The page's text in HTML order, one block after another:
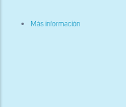
Más información